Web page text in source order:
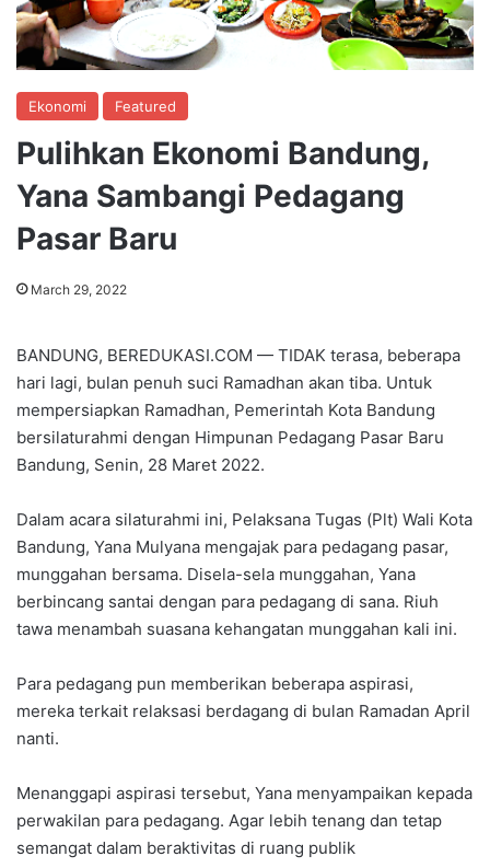
Ekonomi Featured
Pulihkan Ekonomi Bandung,
Yana Sambangi Pedagang
Pasar Baru
March 29, 2022
BANDUNG, BEREDUKASI.COM — TIDAK terasa, beberapa
hari lagi, bulan penuh suci Ramadhan akan tiba. Untuk
mempersiapkan Ramadhan, Pemerintah Kota Bandung
bersilaturahmi dengan Himpunan Pedagang Pasar Baru
Bandung, Senin, 28 Maret 2022.
Dalam acara silaturahmi ini, Pelaksana Tugas (Plt) Wali Kota
Bandung, Yana Mulyana mengajak para pedagang pasar,
munggahan bersama. Disela-sela munggahan, Yana
berbincang santai dengan para pedagang di sana. Riuh
tawa menambah suasana kehangatan munggahan kali ini.
Para pedagang pun memberikan beberapa aspirasi,
mereka terkait relaksasi berdagang di bulan Ramadan April
nanti.
Menanggapi aspirasi tersebut, Yana menyampaikan kepada
perwakilan para pedagang. Agar lebih tenang dan tetap
semangat dalam beraktivitas di ruang publik